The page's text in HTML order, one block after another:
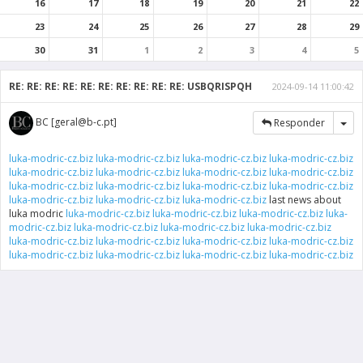
16
17 18 19 20 21
22
23
24 25 26 27 28
29
30
31 1 2 3 4 5
RE: RE: RE: RE: RE: RE: RE: RE: RE: RE: USBQRISPQH 2024-09-14 11:00:42
BC [geral@b-c.pt] Responder
luka-modric-cz.biz luka-modric-cz.biz luka-modric-cz.biz luka-modric-cz.biz
luka-modric-cz.biz luka-modric-cz.biz luka-modric-cz.biz luka-modric-cz.biz
luka-modric-cz.biz luka-modric-cz.biz luka-modric-cz.biz luka-modric-cz.biz
luka-modric-cz.biz luka-modric-cz.biz luka-modric-cz.biz last news about
luka modric luka-modric-cz.biz luka-modric-cz.biz luka-modric-cz.biz luka-
modric-cz.biz luka-modric-cz.biz luka-modric-cz.biz luka-modric-cz.biz
luka-modric-cz.biz luka-modric-cz.biz luka-modric-cz.biz luka-modric-cz.biz
luka-modric-cz.biz luka-modric-cz.biz luka-modric-cz.biz luka-modric-cz.biz